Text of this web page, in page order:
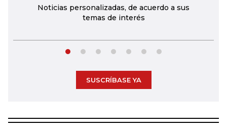
Noticias personalizadas, de acuerdo a sus
temas de interés
SUSCRÍBASE YA